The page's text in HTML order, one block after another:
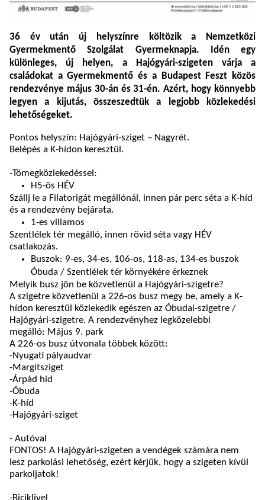
36 év után új helyszínre költözik a Nemzetközi
Gyermekmentő Szolgálat Gyermeknapja. Idén egy
különleges, új helyen, a Hajógyári-szigeten várja a
családokat a Gyermekmentő és a Budapest Feszt közös
rendezvénye május 30-án és 31-én. Azért, hogy könnyebb
legyen a kijutás, összeszedtük a legjobb közlekedési
lehetőségeket.
Pontos helyszín: Hajógyári-sziget – Nagyrét.
Belépés a K-hídon keresztül.
-Tömegközlekedéssel:
H5-ös HÉV
Szállj le a Filatorigát megállónál, innen pár perc séta a K-híd
és a rendezvény bejárata.
1-es villamos
Szentlélek tér megálló, innen rövid séta vagy HÉV
csatlakozás.
Buszok: 9-es, 34-es, 106-os, 118-as, 134-es buszok
Óbuda / Szentlélek tér környékére érkeznek
Melyik busz jön be közvetlenül a Hajógyári-szigetre?
A szigetre közvetlenül a 226-os busz megy be, amely a K-
hídon keresztül közlekedik egészen az Óbudai-szigetre /
Hajógyári-szigetre. A rendezvényhez legközelebbi
megálló: Május 9. park
A 226-os busz útvonala többek között:
-Nyugati pályaudvar
-Margitsziget
-Árpád híd
-Óbuda
-K-híd
-Hajógyári-sziget
- Autóval
FONTOS! A Hajógyári-szigeten a vendégek számára nem
lesz parkolási lehetőség, ezért kérjük, hogy a szigeten kívül
parkoljatok!
-Biciklivel